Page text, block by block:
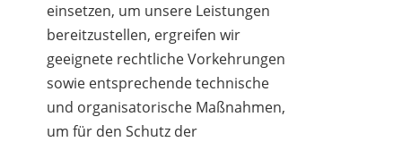
einsetzen, um unsere Leistungen
bereitzustellen, ergreifen wir
geeignete rechtliche Vorkehrungen
sowie entsprechende technische
und organisatorische Maßnahmen,
um für den Schutz der